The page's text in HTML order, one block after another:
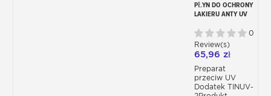
PŁYN DO OCHRONY
LAKIERU ANTY UV
0
Review(s)
65,96 zł
Preparat
przeciw UV
Dodatek TINUV-